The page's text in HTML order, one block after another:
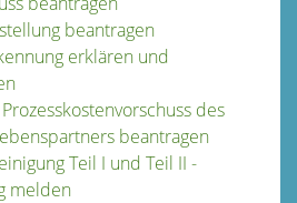
beantragen
erklären und
des
beantragen
Teil I und Teil II -
melden